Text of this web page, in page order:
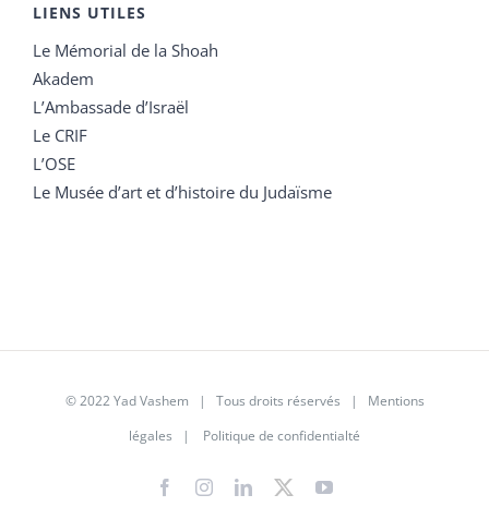
LIENS UTILES
Le Mémorial de la Shoah
Akadem
L’Ambassade d’Israël
Le CRIF
L’OSE
Le Musée d’art et d’histoire du Judaïsme
© 2022 Yad Vashem | Tous droits réservés | Mentions
légales | Politique de confidentialté
FacebookInstagramLinkedIn
X YouTube